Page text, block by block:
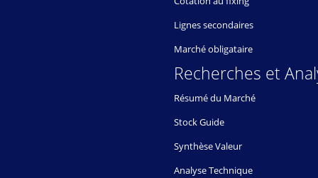
Lignes secondaires
Marché obligataire
Recherches et
Résumé du Marché
Stock Guide
Synthèse Valeur
Analyse Technique